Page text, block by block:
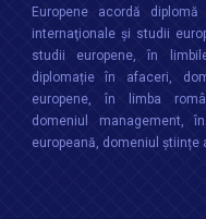
Europene acordă
internaţionale şi studii
studii europene, în
diplomație în afaceri,
europene, în limba
domeniul management,
europeană, domeniul